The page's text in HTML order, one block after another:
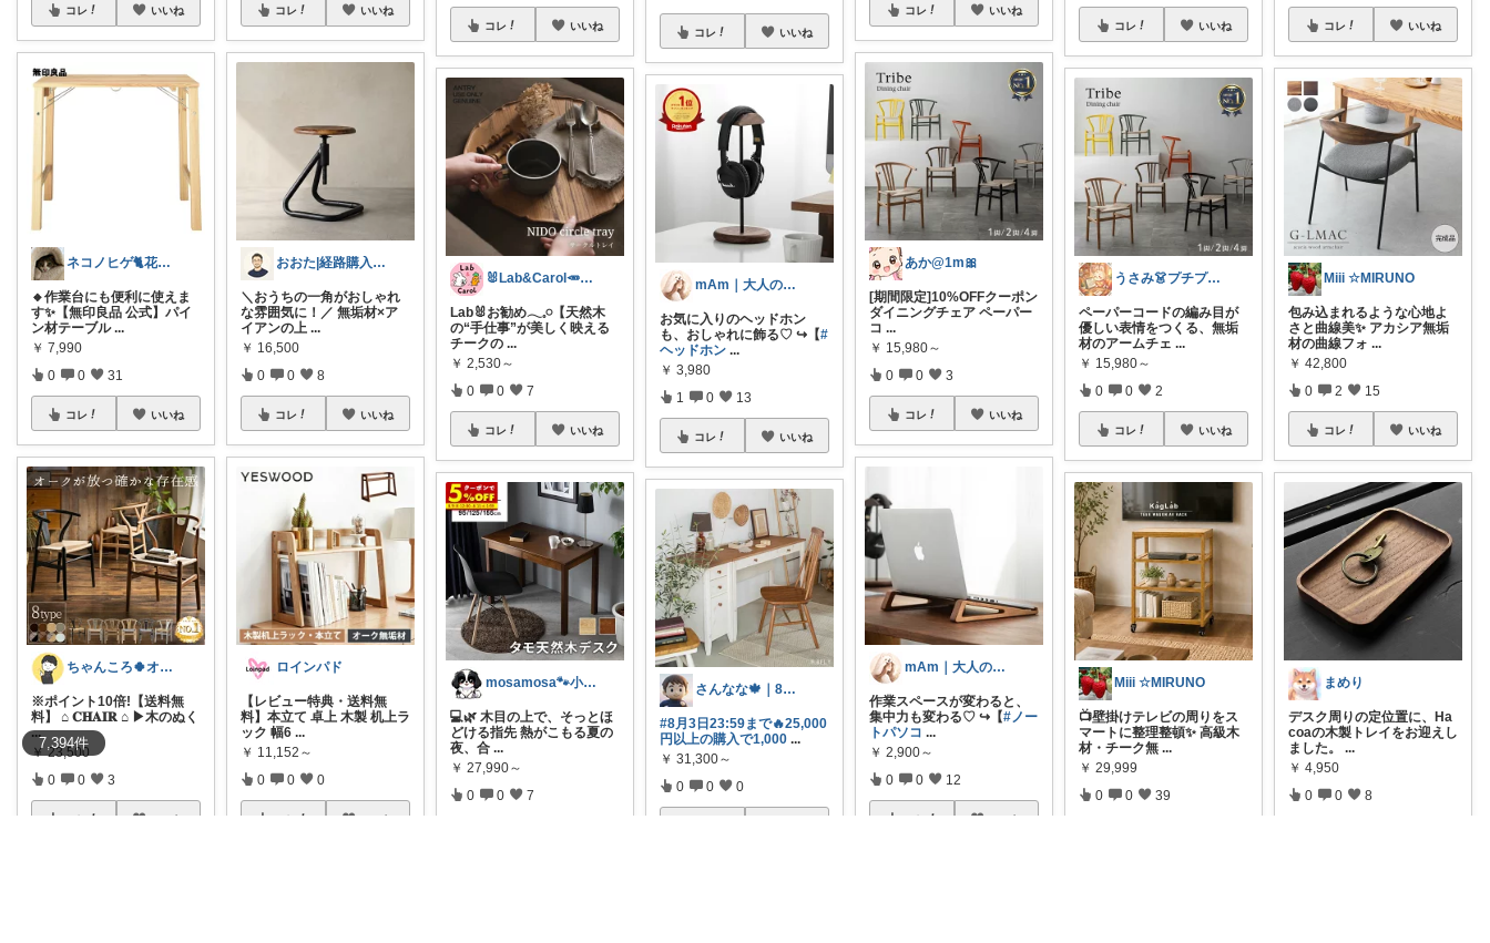
7,394件
コレ いいね
ネコノヒゲ🐈花好きオタクの庭🪴
🔸作業台にも便利に使えま
す✨【無印良品 公式】パイ
ン材テーブル ...
￥ 7,990
0 0 31
コレ いいね
ちゃんころ🍀オリ写/インテリア/キッズ
※ポイント10倍!【送料無
料】 ⌂ 𝐂𝐇𝐀𝐈𝐑 ⌂ ▶木のぬく
...
￥ 23,500
0 0 3
コレ いいね
コレ いいね
おおた|経路購入感謝😊
＼おうちの一角がおしゃれ
な雰囲気に！／ 無垢材×ア
イアンの上 ...
￥ 16,500
0 0 8
コレ いいね
ロインパド
【レビュー特典・送料無
料】本立て 卓上 木製 机上ラ
ック 幅6 ...
￥ 11,152～
0 0 0
コレ いいね
コレ いいね
🐰Lab&Carol🥕のｲﾝﾃﾘｱ
Lab🐰お勧め𓂃𓈒𓏸【天然木
の“手仕事”が美しく映える
チークの ...
￥ 2,530～
0 0 7
コレ いいね
mosamosa🐾小さめバッグの日々✨
💻️🌿 木目の上で、そっとほ
どける指先 熱がこもる夏の
夜、合 ...
￥ 27,990～
0 0 7
コレ いいね
mAm｜大人のご褒美セレクト
お気に入りのヘッドホン
も、おしゃれに飾る♡ ↪︎【#
ヘッドホン ...
￥ 3,980
1 0 13
コレ いいね
さんなな🍁｜8月朝コレチャレンジ🌞
#8月3日23:59まで🔥25,000
円以上の購入で1,000 ...
￥ 31,300～
0 0 0
コレ いいね
あか@1m🎀
[期間限定]10%OFFクーポン
ダイニングチェア ペーパー
コ ...
￥ 15,980～
0 0 3
コレ いいね
mAm｜大人のご褒美セレクト
作業スペースが変わると、
集中力も変わる♡ ↪︎【#ノー
トパソコ ...
￥ 2,900～
0 0 12
コレ いいね
コレ いいね
うさみ👗プチプラで叶える大人コーデ
ペーパーコードの編み目が
優しい表情をつくる、無垢
材のアームチェ ...
￥ 15,980～
0 0 2
コレ いいね
Miii ☆MIRUNO
📺壁掛けテレビの周りをス
マートに整理整頓✨ 高級木
材・チーク無 ...
￥ 29,999
0 0 39
コレ いいね
Miii ☆MIRUNO
包み込まれるような心地よ
さと曲線美✨ アカシア無垢
材の曲線フォ ...
￥ 42,800
0 2 15
コレ いいね
まめり
デスク周りの定位置に、Ha
coaの木製トレイをお迎えし
ました。
...
￥ 4,950
0 0 8